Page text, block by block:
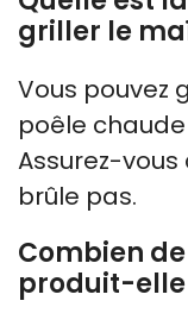
griller le
Vous pouvez
poêle
Assurez-vous
brûle pas.
Combien
produit-elle